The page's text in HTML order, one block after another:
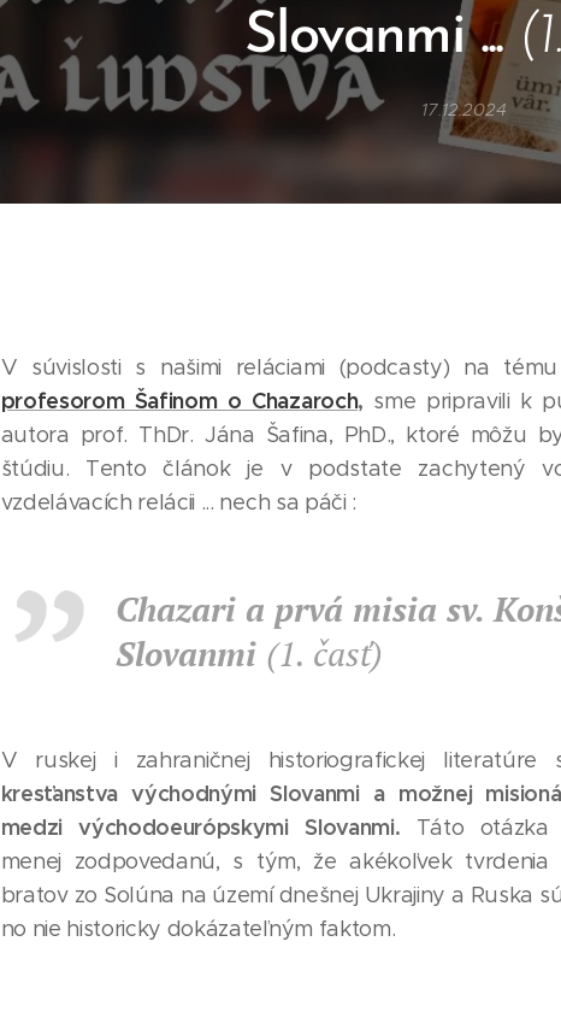
Slovanmi ...
17.12.2024
V súvislosti s našimi reláciami (podcasty) na tému
profesorom Šafinom o Chazaroch, sme pripravili k
autora prof. ThDr. Jána Šafina, PhD., ktoré môžu
štúdiu. Tento článok je v podstate zachytený
vzdelávacích relácii ... nech sa páči :
Chazari a prvá misia sv.
Slovanmi (1. časť)
V ruskej i zahraničnej historiografickej
kresťanstva východnými Slovanmi a možnej
medzi východoeurópskymi Slovanmi. Táto otázka
menej zodpovedanú, s tým, že akékoľvek tvrdenia
bratov zo Solúna na území dnešnej Ukrajiny a Ruska
no nie historicky dokázateľným faktom.